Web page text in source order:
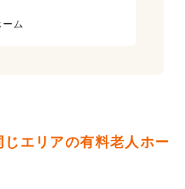
ム
エリアの有料老人ホー